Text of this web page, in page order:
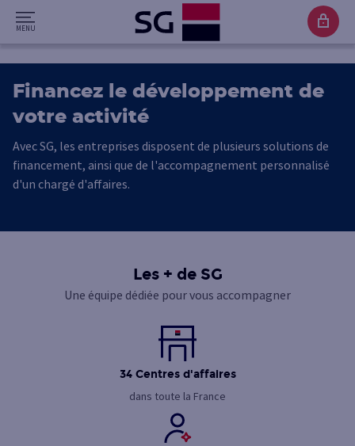
Financez le développement de
votre activité
Avec SG, les entreprises disposent de plusieurs solutions de
financement, ainsi que de l'accompagnement personnalisé
d'un chargé d'affaires.
Les + de SG
Une équipe dédiée pour vous accompagner
34 Centres d'affaires
dans toute la France